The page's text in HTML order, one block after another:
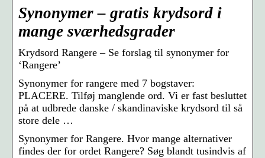
Synonymer – gratis krydsord i
mange sværhedsgrader
Krydsord Rangere – Se forslag til synonymer for
‘Rangere’
Synonymer for rangere med 7 bogstaver:
PLACERE. Tilføj manglende ord. Vi er fast besluttet
på at udbrede danske / skandinaviske krydsord til så
store dele …
Synonymer for Rangere. Hvor mange alternativer
findes der for ordet Rangere? Søg blandt tusindvis af